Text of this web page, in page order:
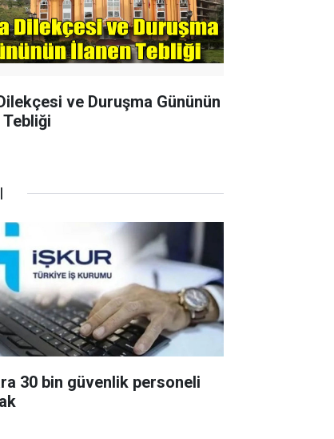
ve Duruşma Gününün
30 bin güvenlik personeli